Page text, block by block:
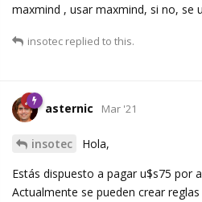
maxmind , usar maxmind, si no, se
insotec replied to this.
asternic Mar '21
insotec
Hola,
Estás dispuesto a pagar u$s75 por
Actualmente se pueden crear